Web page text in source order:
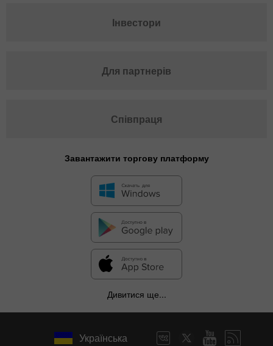
Інвестори
Для партнерів
Співпраця
Завантажити торгову платформу
Дивитися ще...
Українська